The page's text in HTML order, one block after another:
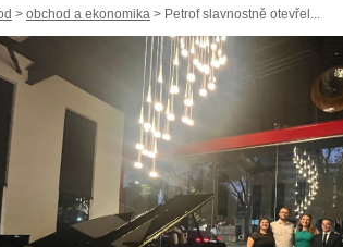
> obchod a ekonomika > Petrof slavnostně otevřel...